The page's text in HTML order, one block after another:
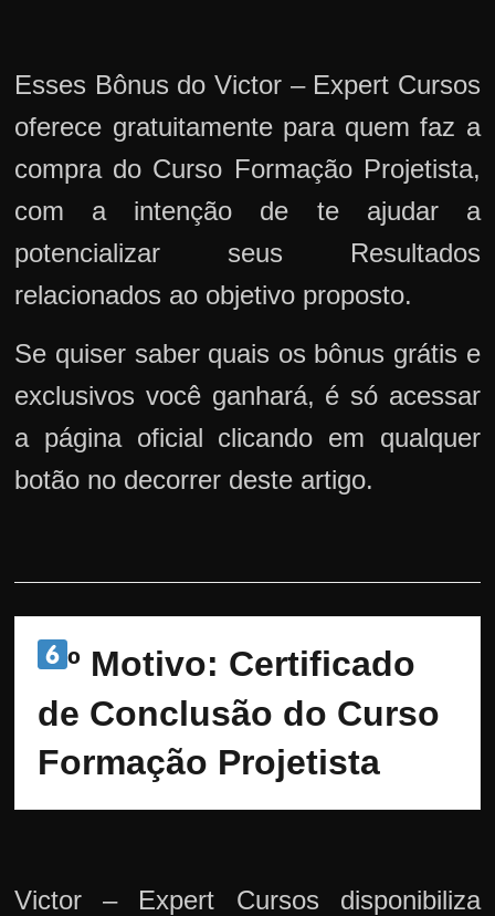
Esses Bônus do Victor – Expert Cursos
oferece gratuitamente para quem faz a
compra do Curso Formação Projetista,
com a intenção de te ajudar a
potencializar seus Resultados
relacionados ao objetivo proposto.
Se quiser saber quais os bônus grátis e
exclusivos você ganhará, é só acessar
a página oficial clicando em qualquer
botão no decorrer deste artigo.
º Motivo: Certificado
de Conclusão do Curso
Formação Projetista
Victor – Expert Cursos disponibiliza